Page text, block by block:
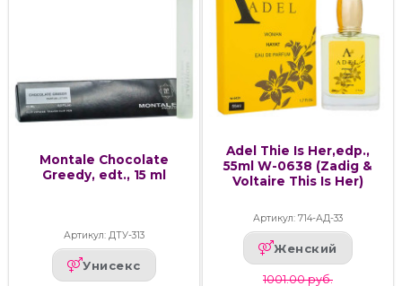
Montale Chocolate
Greedy, edt., 15 ml
Артикул: ДТУ-313
Унисекс
Adel Thie Is Her,edp.,
55ml W-0638 (Zadig &
Voltaire This Is Her)
Артикул: 714-АД-33
Женский
1001.00 руб.